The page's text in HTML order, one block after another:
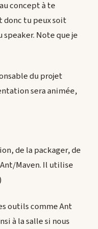
concept à te
donc tu peux soit
Note que je
du projet
sera animée,
de la packager, de
Maven. Il utilise
outils comme Ant
à la salle si nous